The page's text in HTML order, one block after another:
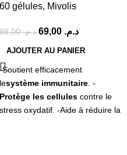
60 gélules, Mivolis
د.م.99,00 د.م.
AJOUTER AU PANIER
-Soutient efficacement
lesystème immunitaire . -
Protège les cellules contre le
stress oxydatif. -Aide à réduire la